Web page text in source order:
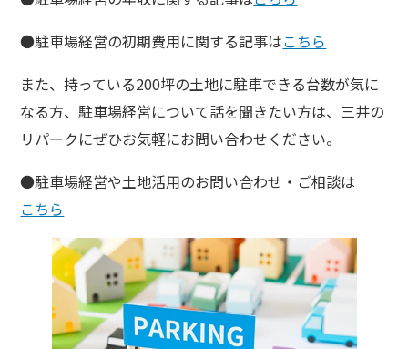
●駐車場経営の初期費用に関する記事はこちら
また、持っている200坪の土地に駐車できる台数が気に
なる方、駐車場経営について話を聞きたい方は、三井の
リパークにぜひお気軽にお問い合わせください。
●駐車場経営や土地活用のお問い合わせ・ご相談は
こちら